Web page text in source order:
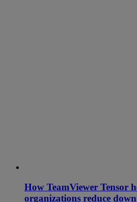
How TeamViewer Tensor
organizations reduce